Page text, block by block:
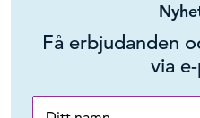
Få erbjudanden
via